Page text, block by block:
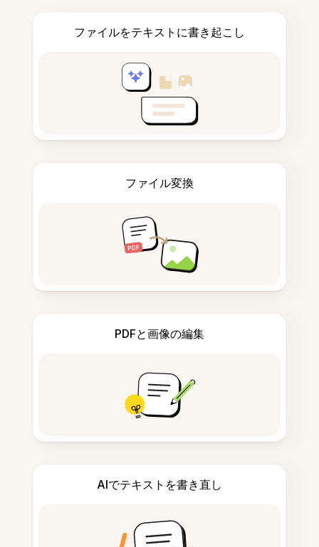
ファイルをテキストに書き起こし
ファイル変換
PDFと画像の編集
AIでテキストを書き直し